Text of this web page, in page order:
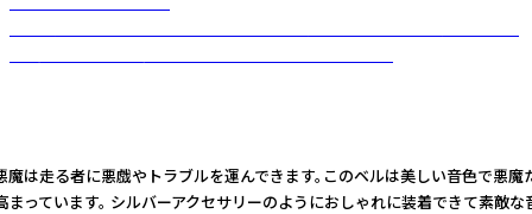
者に悪戯やトラブルを運んできます。このベルは美しい音色で
います。 シルバーアクセサリーのようにおしゃれに装着できて